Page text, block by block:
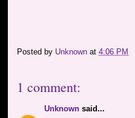
Posted by Unknown at 4:06 PM
1 comment:
Unknown said...